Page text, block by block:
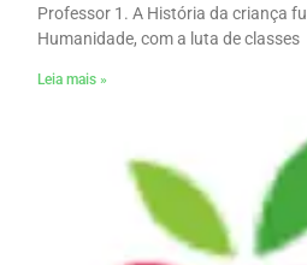
Professor 1. A História da criança
Humanidade, com a luta de classes
Leia mais »